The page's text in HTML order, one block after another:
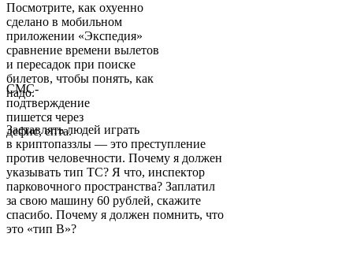
Посмотрите, как охуенно
сделано в мобильном
приложении «Экспедия»
сравнение времени вылетов
и пересадок при поиске
билетов, чтобы понять, как
надо.
СМС-
подтверждение
пишется через
дефис, епта.
Заставлять людей играть
в криптопаззлы — это преступление
против человечности. Почему я должен
указывать тип ТС? Я что, инспектор
парковочного пространства? Заплатил
за свою машину 60 рублей, скажите
спасибо. Почему я должен помнить, что
это «тип В»?